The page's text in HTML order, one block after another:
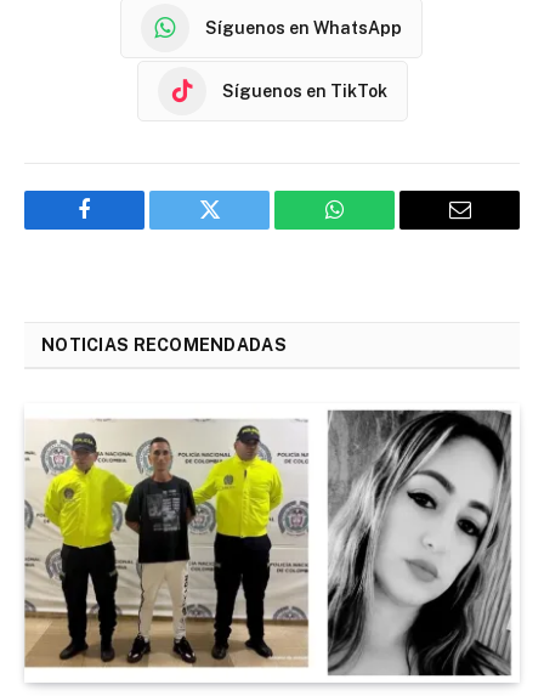
Síguenos en WhatsApp
Síguenos en TikTok
Facebook Twitter WhatsApp Email
NOTICIAS RECOMENDADAS